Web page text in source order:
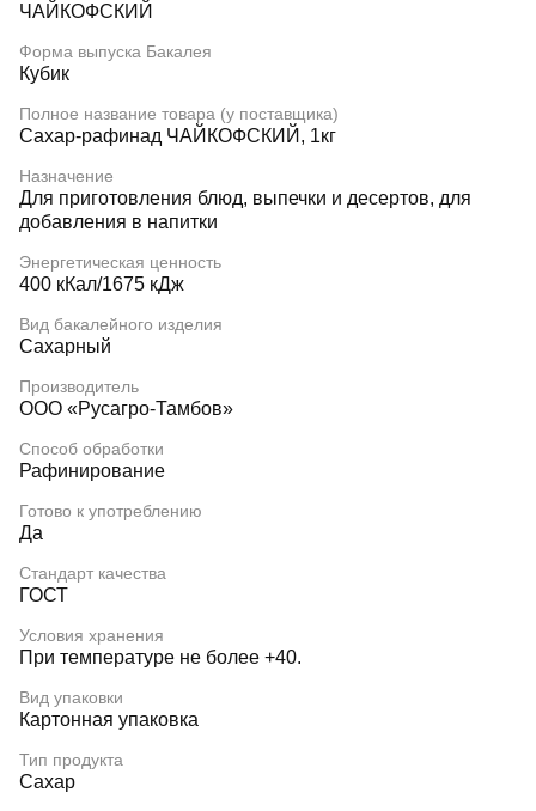
ЧАЙКОФСКИЙ
Форма выпуска Бакалея
Кубик
Полное название товара (у поставщика)
Сахар-рафинад ЧАЙКОФСКИЙ, 1кг
Назначение
Для приготовления блюд, выпечки и десертов, для
добавления в напитки
Энергетическая ценность
400 кКал/1675 кДж
Вид бакалейного изделия
Сахарный
Производитель
ООО «Русагро-Тамбов»
Способ обработки
Рафинирование
Готово к употреблению
Да
Стандарт качества
ГОСТ
Условия хранения
При температуре не более +40.
Вид упаковки
Картонная упаковка
Тип продукта
Сахар